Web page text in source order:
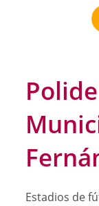
Estadios de